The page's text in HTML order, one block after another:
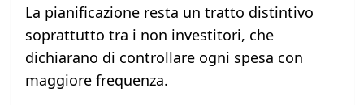
La pianificazione resta un tratto distintivo
soprattutto tra i non investitori, che
dichiarano di controllare ogni spesa con
maggiore frequenza.